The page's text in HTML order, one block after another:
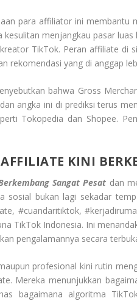
para affiliator ini membantu
kesulitan menjangkau pasar
TikTok. Peran affiliate di
rekomendasi yang di anggap
bahwa Gross
angka ini di prediksi terus
Tokopedia dan Shopee.
KINI
Sangat Pesat dan
sosial bukan lagi sekadar
#cuandaritiktok,
TikTok Indonesia. Ini
pengalamannya secara
profesional kini rutin
Mereka menunjukkan
bagaimana algoritma